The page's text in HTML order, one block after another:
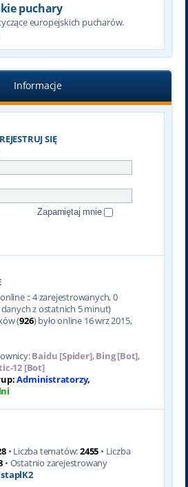
puchary
europejskich pucharów.
Informacje
SIĘ
Zapamiętaj mnie
:: 4 zarejestrowanych, 0
z ostatnich 5 minut)
(926) było online 16 wrz 2015,
Baidu [Spider],Bing [Bot],
12 [Bot]
Administratorzy,
• Liczba tematów:2455 • Liczba
• Ostatnio zarejestrowany